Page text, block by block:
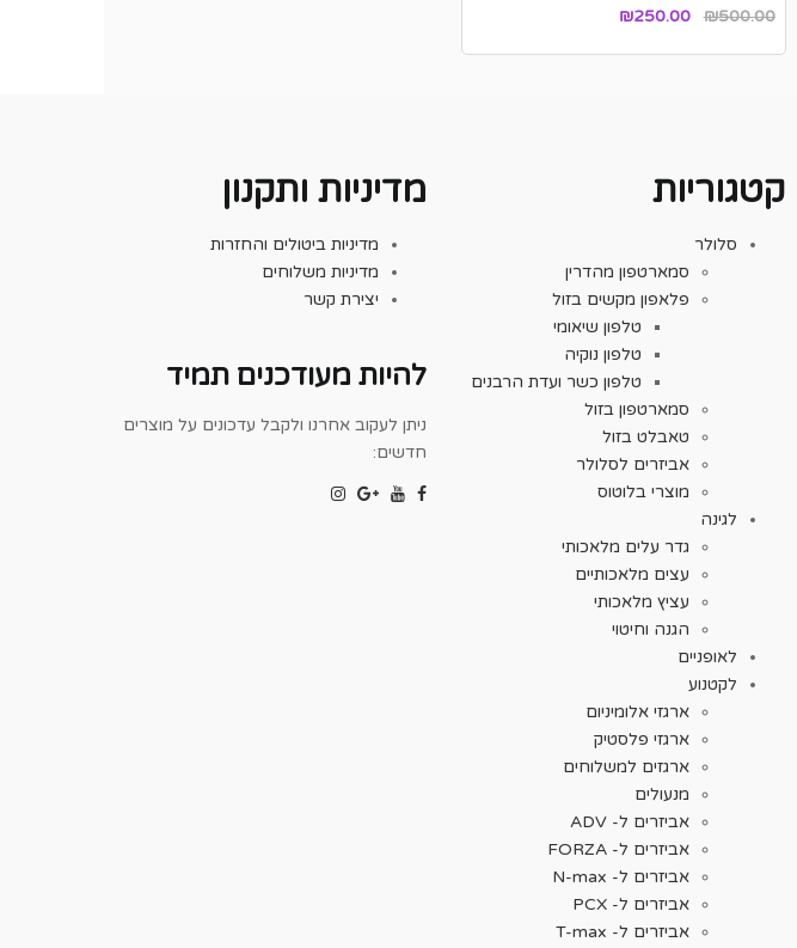
₪500.00
המחיר ₪250.00
קטגוריות
סלולר
סמארטפון מהדרין
פלאפון מקשים בזול
טלפון שיאומי
טלפון נוקיה
טלפון כשר ועדת הרבנים
סמארטפון בזול
טאבלט בזול
אביזרים לסלולר
מוצרי בלוטוס
לגינה
גדר עלים מלאכותי
עצים מלאכותיים
עציץ מלאכותי
הגנה וחיטוי
לאופניים
לקטנוע
ארגזי אלומיניום
ארגזי פלסטיק
ארגזים למשלוחים
מנעולים
אביזרים ל- ADV
אביזרים ל- FORZA
אביזרים ל- N-max
אביזרים ל- PCX
אביזרים ל- T-max
מדיניות ותקנון
מדיניות ביטולים והחזרות
מדיניות משלוחים
יצירת קשר
להיות מעודכנים תמיד
ניתן לעקוב אחרנו ולקבל עדכונים על מוצרים
חדשים: